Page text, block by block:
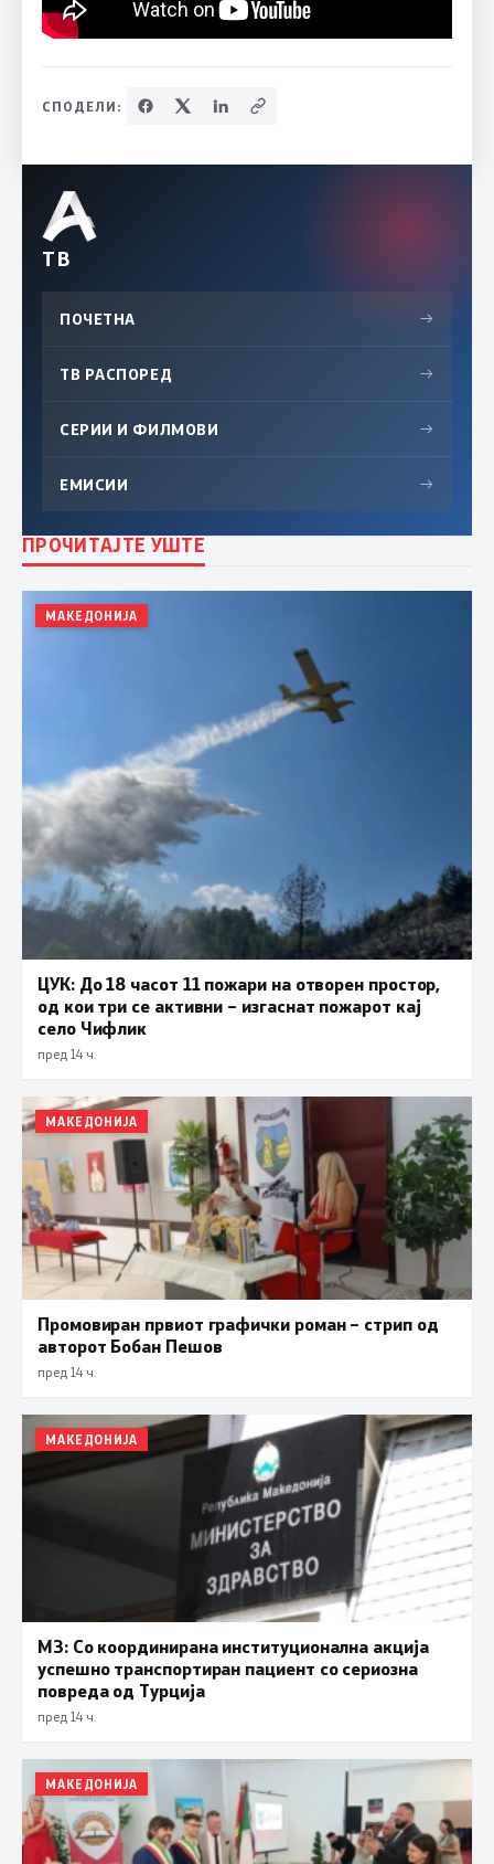
СПОДЕЛИ:
ТВ
ПОЧЕТНА →
ТВ РАСПОРЕД →
СЕРИИ И ФИЛМОВИ →
ЕМИСИИ →
ПРОЧИТАЈТЕ УШТЕ
МАКЕДОНИЈА
ЦУК: До 18 часот 11 пожари на отворен простор,
од кои три се активни – изгаснат пожарот кај
село Чифлик
пред 14 ч.
МАКЕДОНИЈА
Промовиран првиот графички роман – стрип од
авторот Бобан Пешов
пред 14 ч.
МАКЕДОНИЈА
МЗ: Со координирана институционална акција
успешно транспортиран пациент со сериозна
повреда од Турција
пред 14 ч.
МАКЕДОНИЈА